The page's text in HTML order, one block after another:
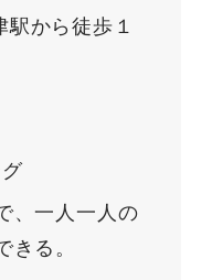
駅から徒歩１
、一人一人の
きる。